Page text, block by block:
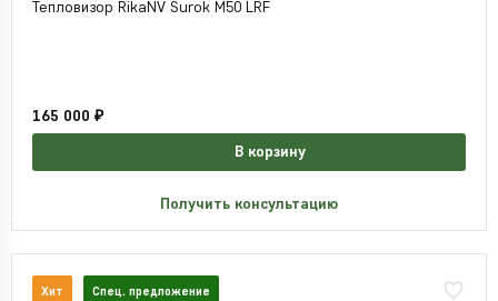
Тепловизор RikaNV Surok M50 LRF
165 000 ₽
В корзину
Получить консультацию
Хит Спец. предложение